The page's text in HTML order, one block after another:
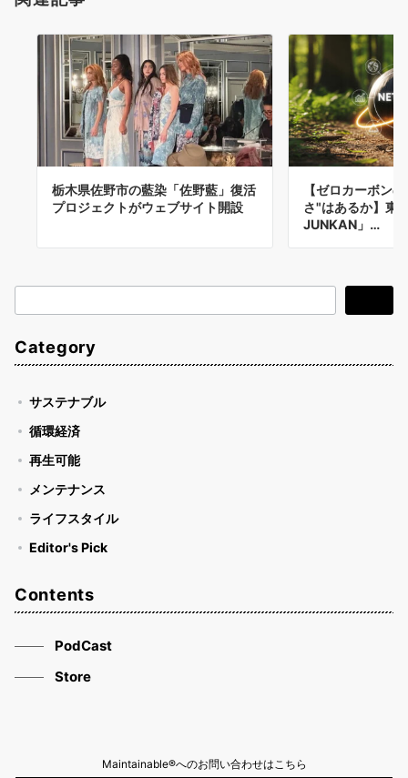
栃木県佐野市の藍染「佐野藍」復活
プロジェクトがウェブサイト開設
【ゼロカーボン
さ"はあるか】東
JUNKAN」…
索
Category
サステナブル
循環経済
再生可能
メンテナンス
ライフスタイル
Editor's Pick
Contents
PodCast
Store
Maintainable®へのお問い合わせはこちら